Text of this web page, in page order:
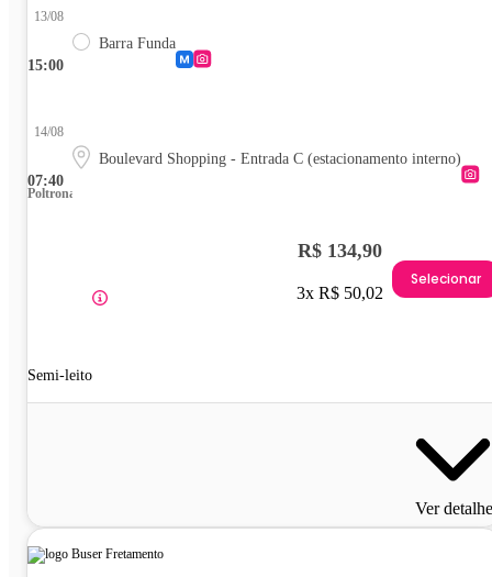
15:00
13/08
Barra Funda
07:40
14/08
Boulevard Shopping - Entrada C (estacionamento interno)
Poltrona
Semi-leito
R$ 134,90
3x R$ 50,02
Selecionar
Ver